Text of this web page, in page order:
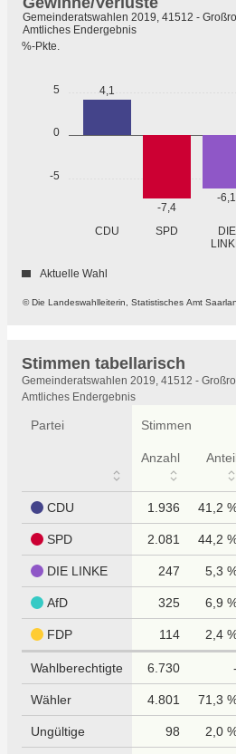
-5
0
5
%-Pkte.
CDU SPD
DIE
4,1
-7,4
-6,1
© Die Landeswahlleiterin, Statistisches Amt
Gemeinderatswahlen 2019, 41512 -
Amtliches Endergebnis
Aktuelle Wahl
Stimmen tabellarisch
Stimmen
tabellarisch
Gemeinderatswahlen 2019, 41512 -
Amtliches Endergebnis
Partei Stimmen
Anzahl
CDU 1.936 41,2
SPD 2.081 44,2
DIE LINKE 247 5,3
AfD 325 6,9
FDP 114 2,4
Wahlberechtigte 6.730 -
Wähler 4.801 71,3
Ungültige 98 2,0